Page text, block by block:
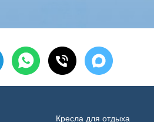
Кресла для отдыха